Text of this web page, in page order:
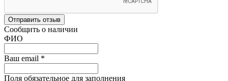
Отправить отзыв
Сообщить о наличии
ФИО
Ваш email *
Поля обязательное для заполнения